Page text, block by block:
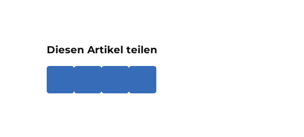
Diesen Artikel teilen